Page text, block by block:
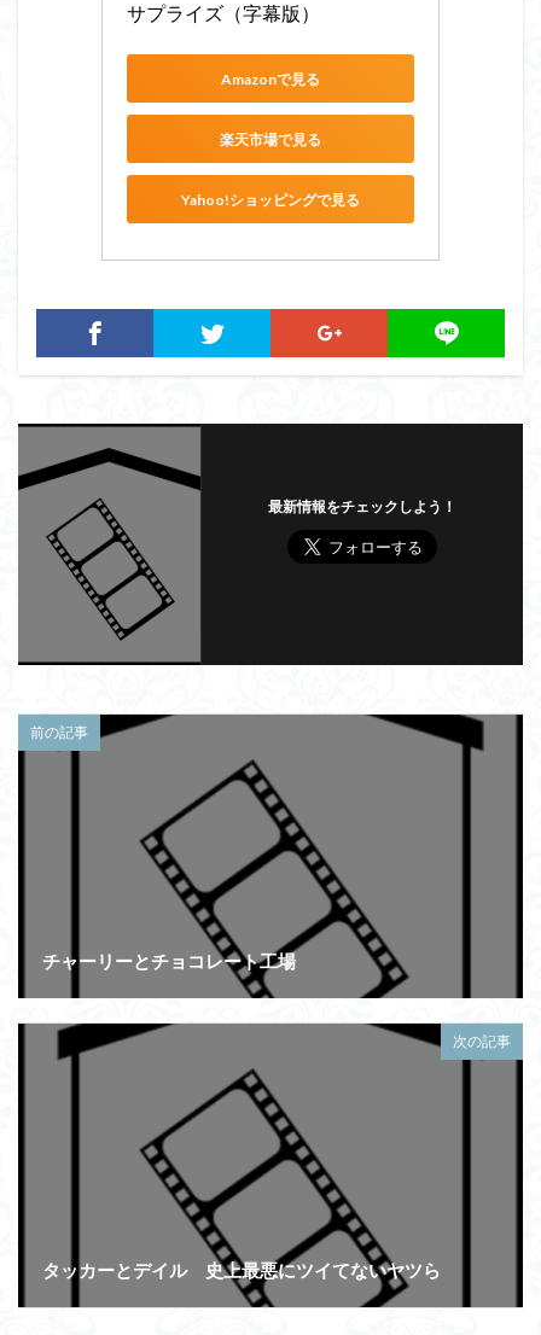
サプライズ（字幕版）
Amazonで見る
楽天市場で見る
Yahoo!ショッピングで見る
最新情報をチェックしよう！
前の記事
チャーリーとチョコレート工場
次の記事
タッカーとデイル 史上最悪にツイてないヤツら